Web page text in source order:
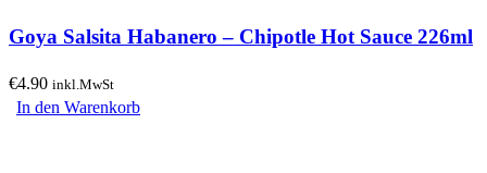
Goya Salsita Habanero – Chipotle Hot Sauce 226ml
€4.90 inkl.MwSt
In den Warenkorb